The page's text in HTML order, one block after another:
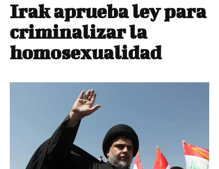
Irak aprueba ley para
criminalizar la
homosexualidad